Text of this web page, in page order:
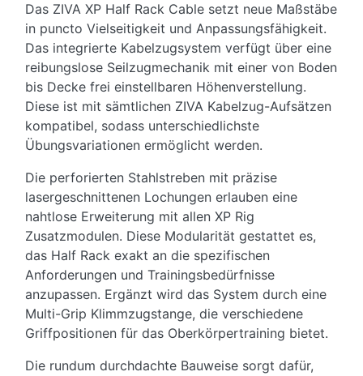
Das ZIVA XP Half Rack Cable setzt neue Maßstäbe
in puncto Vielseitigkeit und Anpassungsfähigkeit.
Das integrierte Kabelzugsystem verfügt über eine
reibungslose Seilzugmechanik mit einer von Boden
bis Decke frei einstellbaren Höhenverstellung.
Diese ist mit sämtlichen ZIVA Kabelzug-Aufsätzen
kompatibel, sodass unterschiedlichste
Übungsvariationen ermöglicht werden.
Die perforierten Stahlstreben mit präzise
lasergeschnittenen Lochungen erlauben eine
nahtlose Erweiterung mit allen XP Rig
Zusatzmodulen. Diese Modularität gestattet es,
das Half Rack exakt an die spezifischen
Anforderungen und Trainingsbedürfnisse
anzupassen. Ergänzt wird das System durch eine
Multi-Grip Klimmzugstange, die verschiedene
Griffpositionen für das Oberkörpertraining bietet.
Die rundum durchdachte Bauweise sorgt dafür,